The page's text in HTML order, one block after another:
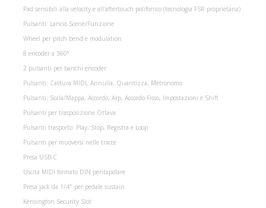
Pad sensibili alla velocity e all’aftertouch polifonico (tecnologia FSR proprietaria)
Pulsanti: Lancio Scene/Funzione
Wheel per pitch bend e modulation
8 encoder a 360°
2 pulsanti per banchi encoder
Pulsanti: Cattura MIDI, Annulla, Quantizza, Metronomo
Pulsanti: Scala/Mappa, Accordo, Arp, Accordo Fisso, Impostazioni e Shift
Pulsanti per trasposizione Ottava
Pulsanti trasporto: Play, Stop, Registra e Loop
Pulsanti per muoversi nelle tracce
Presa USB-C
Uscita MIDI formato DIN pentapolare
Presa jack da 1/4" per pedale sustain
Kensington Security Slot